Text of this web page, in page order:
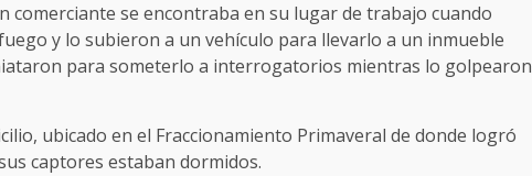
comerciante se encontraba en su lugar de trabajo cuando
y lo subieron a un vehículo para llevarlo a un inmueble
para someterlo a interrogatorios mientras lo golpearon
ubicado en el Fraccionamiento Primaveral de donde logró
captores estaban dormidos.